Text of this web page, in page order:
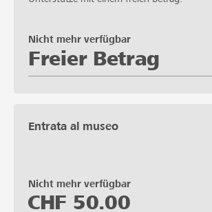
Freier Betrag
Nicht mehr verfügbar
Entrata al museo
Nicht mehr verfügbar
CHF 50.00